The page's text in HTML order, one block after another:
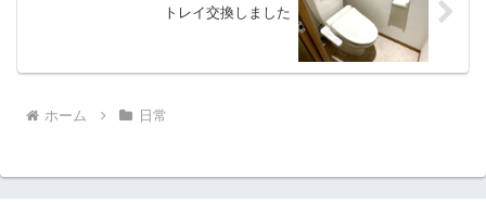
トレイ交換しました
ホーム 日常